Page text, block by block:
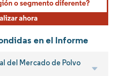
en el Informe
del Mercado de Polvo